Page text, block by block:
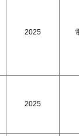
2025
2025